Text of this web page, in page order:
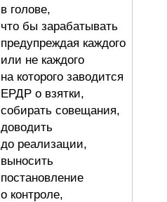
в голове,
что бы зарабатывать
предупреждая каждого
или не каждого
на которого заводится
ЕРДР о взятки,
собирать совещания,
доводить
до реализации,
выносить
постановление
о контроле,